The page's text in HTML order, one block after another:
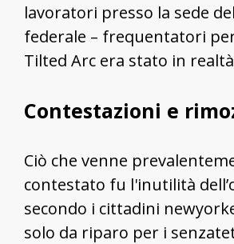
lavoratori presso la sede
federale – frequentatori
Tilted Arc era stato in
Contestazioni e
Ciò che venne
contestato fu l'inutilità
secondo i cittadini
solo da riparo per i